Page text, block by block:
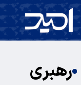
رهبری